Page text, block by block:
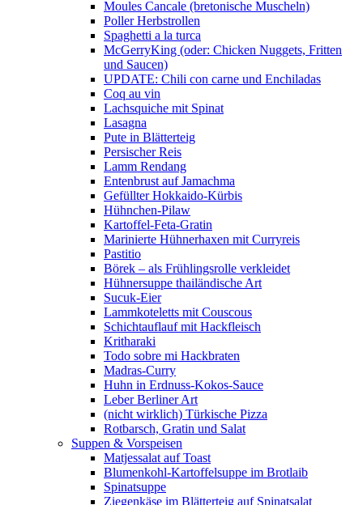
Moules Cancale (bretonische Muscheln)
Poller Herbstrollen
Spaghetti a la turca
McGerryKing (oder: Chicken Nuggets, Fritten
und Saucen)
UPDATE: Chili con carne und Enchiladas
Coq au vin
Lachsquiche mit Spinat
Lasagna
Pute in Blätterteig
Persischer Reis
Lamm Rendang
Entenbrust auf Jamachma
Gefüllter Hokkaido-Kürbis
Hühnchen-Pilaw
Kartoffel-Feta-Gratin
Marinierte Hühnerhaxen mit Curryreis
Pastitio
Börek – als Frühlingsrolle verkleidet
Hühnersuppe thailändische Art
Sucuk-Eier
Lammkoteletts mit Couscous
Schichtauflauf mit Hackfleisch
Kritharaki
Todo sobre mi Hackbraten
Madras-Curry
Huhn in Erdnuss-Kokos-Sauce
Leber Berliner Art
(nicht wirklich) Türkische Pizza
Rotbarsch, Gratin und Salat
Suppen & Vorspeisen
Matjessalat auf Toast
Blumenkohl-Kartoffelsuppe im Brotlaib
Spinatsuppe
Ziegenkäse im Blätterteig auf Spinatsalat